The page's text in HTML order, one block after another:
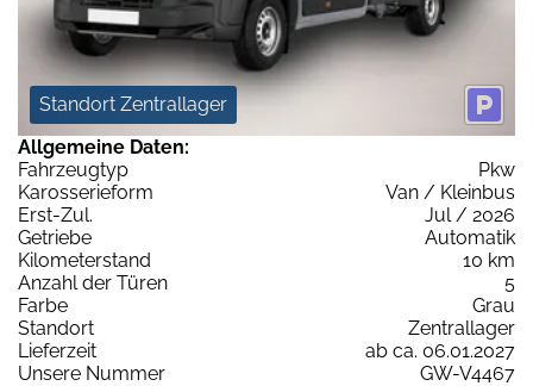
Standort Zentrallager
Allgemeine Daten:
Fahrzeugtyp
Pkw
Karosserieform
Van / Kleinbus
Erst-Zul.
Jul / 2026
Getriebe
Automatik
Kilometerstand
10 km
Anzahl der Türen
5
Farbe
Grau
Standort
Zentrallager
Lieferzeit
ab ca. 06.01.2027
Unsere Nummer
GW-V4467